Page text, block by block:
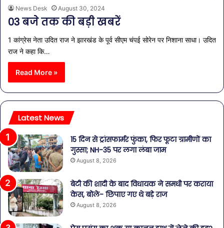
News Desk August 30, 2024
03 बजे तक की बड़ी खबरें
1 कांग्रेस नेता उदित राज ने झारखंड के पूर्व सीएम चंपई सोरेन पर निशाना साधा। उदित
राज ने कहा कि…
Read More »
Latest News
15 दिन से ट्रांसफार्मर फुंका, फिर फूटा ग्रामीणों का
गुस्सा; NH-35 पर लगा लंबा जाम
August 8, 2026
बेटी की शादी के बाद विधायक ने समधी पर कराया
केस, बोले- छिपाए गए थे बड़े राज
August 8, 2026